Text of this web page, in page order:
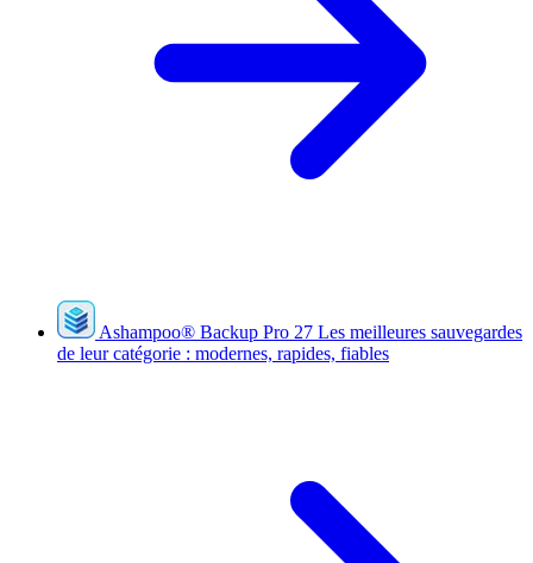
Ashampoo® Backup Pro 27 Les meilleures sauvegardes
de leur catégorie : modernes, rapides, fiables